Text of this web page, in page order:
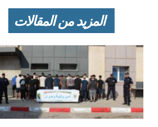
المزيد من المقالات